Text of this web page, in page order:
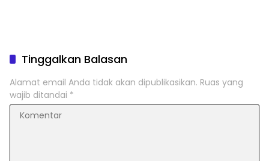
Tinggalkan Balasan
Alamat email Anda tidak akan dipublikasikan. Ruas yang
wajib ditandai *